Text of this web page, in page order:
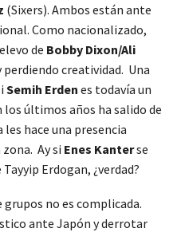
(Sixers). Ambos están ante
Como nacionalizado,
de Bobby Dixon/Ali
perdiendo creatividad. Una
Semih Erden es todavía un
últimos años ha salido de
hace una presencia
Ay si Enes Kanterse
Erdogan, ¿verdad?
grupos no es complicada.
ante Japón y derrotar